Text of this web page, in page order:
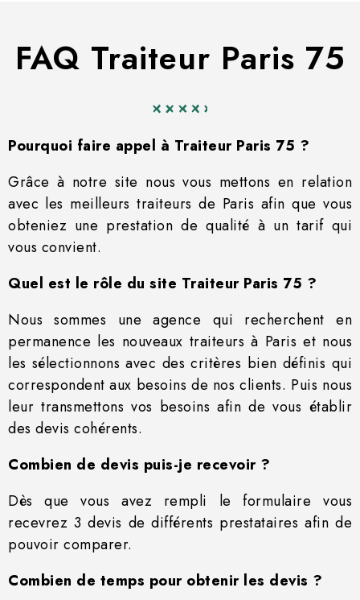
FAQ Traiteur Paris 75
Pourquoi faire appel à Traiteur Paris 75 ?
Grâce à notre site nous vous mettons en relation
avec les meilleurs traiteurs de Paris afin que vous
obteniez une prestation de qualité à un tarif qui
vous convient.
Quel est le rôle du site Traiteur Paris 75 ?
Nous sommes une agence qui recherchent en
permanence les nouveaux traiteurs à Paris et nous
les sélectionnons avec des critères bien définis qui
correspondent aux besoins de nos clients. Puis nous
leur transmettons vos besoins afin de vous établir
des devis cohérents.
Combien de devis puis-je recevoir ?
Dès que vous avez rempli le formulaire vous
recevrez 3 devis de différents prestataires afin de
pouvoir comparer.
Combien de temps pour obtenir les devis ?